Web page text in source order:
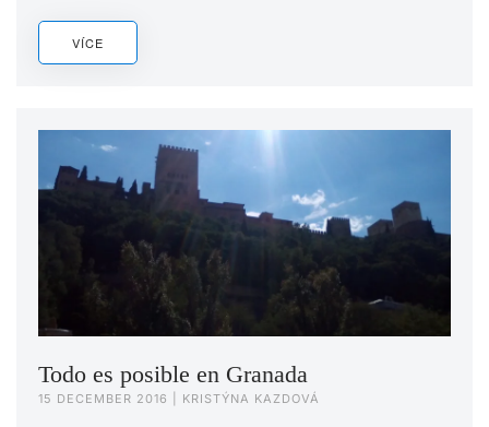
VÍCE
Todo es posible en Granada
15 DECEMBER 2016 | KRISTÝNA KAZDOVÁ